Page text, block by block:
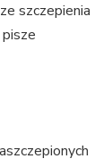
szczepienia